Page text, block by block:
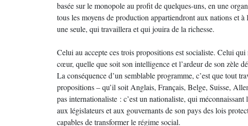
basée sur le monopole au profit de quelques-uns, en une
tous les moyens de production appartiendront aux nations et
une seule, qui travaillera et qui jouira de la richesse.
Celui au accepte ces trois propositions est socialiste. Celui
cœur, quelle que soit son intelligence et l’ardeur de son zèle
La conséquence d’un semblable programme, c’est que tout
propositions – qu’il soit Anglais, Français, Belge, Suisse,
pas internationaliste : c’est un nationaliste, qui
aux législateurs et aux gouvernants de son pays des lois
capables de transformer le régime social.